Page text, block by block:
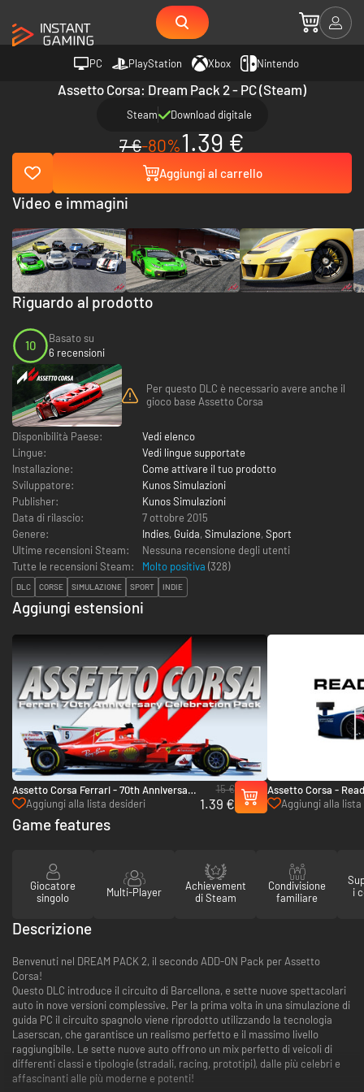
PC PlayStation Xbox Nintendo
Assetto Corsa: Dream Pack 2 - PC (Steam)
Steam Download digitale
7 €-80%1.39 €
Aggiungi al carrello
Riguardo al prodotto
10
Basato su
6 recensioni
Per questo DLC è necessario avere anche il
gioco base Assetto Corsa
Disponibilità Paese:
Vedi elenco
Lingue:
Vedi lingue supportate
Installazione:
Come attivare il tuo prodotto
Sviluppatore:
Kunos Simulazioni
Publisher:
Kunos Simulazioni
Data di rilascio:
7 ottobre 2015
Genere:
Indies, Guida, Simulazione, Sport
Ultime recensioni Steam:
Nessuna recensione degli utenti
Tutte le recensioni Steam:
Molto positiva (328)
DLC CORSE SIMULAZIONE SPORT INDIE
Aggiungi estensioni
Assetto Corsa Ferrari - 70th Anniversary
Pack - PC (Steam)
Aggiungi alla lista desideri
15 €
1.39 €
Assetto Corsa -
PC (Steam)
Aggiungi alla lista
Video e immagini
Game features
Giocatore
singolo
Multi-Player
Achievement
di Steam
Condivisione
familiare
i
Descrizione
Benvenuti nel DREAM PACK 2, il secondo ADD-ON Pack per Assetto
Corsa!
Questo DLC introduce il circuito di Barcellona, e sette nuove spettacolari
auto in nove versioni complessive. Per la prima volta in una simulazione di
guida PC il circuito spagnolo viene riprodotto utilizzando la tecnologia
Laserscan, che garantisce un realismo perfetto e il massimo livello
raggiungibile. Le sette nuove auto offrono un mix perfetto di veicoli di
differenti classi e tipologie (stradali, racing, prototipi), dalle più celebri e
affascinanti alle più moderne e potenti!